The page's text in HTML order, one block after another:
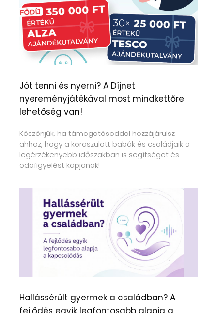
Jót tenni és nyerni? A Díjnet
nyereményjátékával most mindkettőre
lehetőség van!
Köszönjük, ha támogatásoddal hozzájárulsz
ahhoz, hogy a koraszülött babák és családjaik a
legérzékenyebb időszakban is segítséget és
odafigyelést kapjanak!
Hallássérült gyermek a családban? A